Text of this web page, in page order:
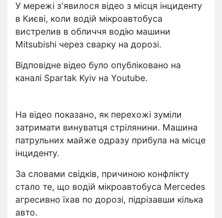
У мережі з'явилося відео з місця інциденту
в Києві, коли водій мікроавтобуса
вистрелив в обличчя водію машини
Mitsubishi через сварку на дорозі.
Відповідне відео було опубліковано на
каналі Spartak Kyiv на Youtube.
На відео показано, як перехожі зуміли
затримати винуватця стрілянини. Машина
патрульних майже одразу прибула на місце
інциденту.
За словами свідків, причиною конфлікту
стало те, що водій мікроавтобуса Mercedes
агресивно їхав по дорозі, підрізавши кілька
авто.